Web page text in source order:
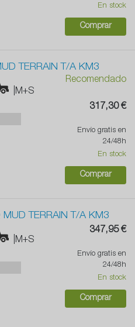
En stock
Comprar
TERRAIN T/A KM3
|M+S
Recomendado
317,30 €
Envío gratis en
24/48h
En stock
Comprar
TERRAIN T/A KM3
|M+S
347,95 €
Envío gratis en
24/48h
En stock
Comprar